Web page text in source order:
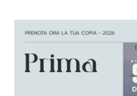
Il tuo indirizzo email
campi obbligatori